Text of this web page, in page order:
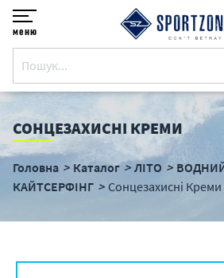
меню
СОНЦЕЗАХИСНІ КРЕМИ
Головна Каталог ЛІТО
КАЙТСЕРФІНГ
Сонцезахисні Креми